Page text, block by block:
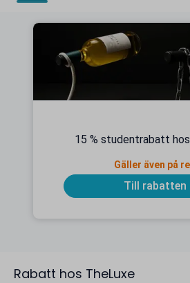
15 % studentrabatt
Gäller även på
Till rabatten
Rabatt hos TheLuxe